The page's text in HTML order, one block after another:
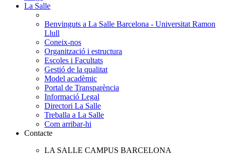
La Salle
Benvinguts a La Salle Barcelona - Universitat Ramon
Llull
Coneix-nos
Organització i estructura
Escoles i Facultats
Gestió de la qualitat
Model acadèmic
Portal de Transparència
Informació Legal
Directori La Salle
Treballa a La Salle
Com arribar-hi
Contacte
LA SALLE CAMPUS BARCELONA